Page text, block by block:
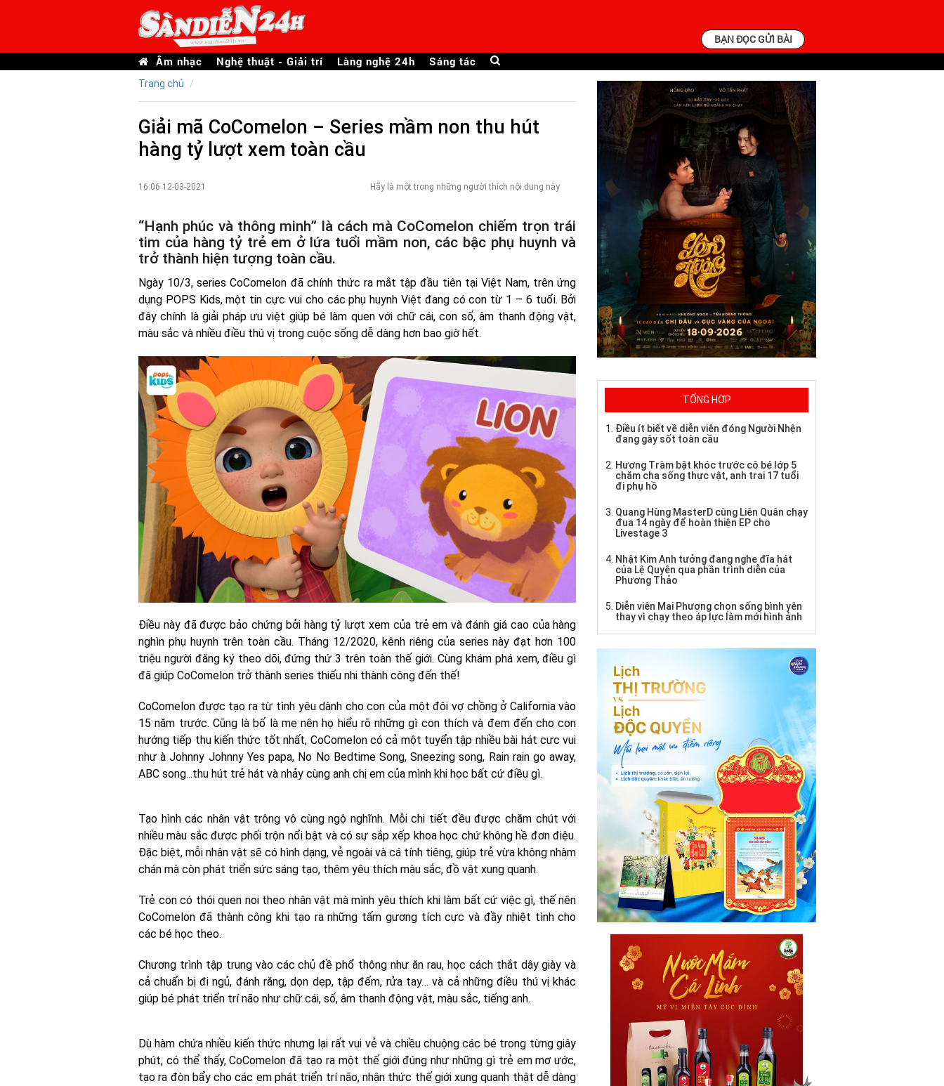
BẠN ĐỌC GỬI BÀI
Âm nhạc Nghệ thuật - Giải trí Làng nghệ 24h Sáng tác
Trang chủ
Giải mã CoComelon – Series mầm non thu hút
hàng tỷ lượt xem toàn cầu
16:06 12-03-2021 Hãy là một trong những người thích nội dung này
“Hạnh phúc và thông minh” là cách mà CoComelon chiếm trọn trái
tim của hàng tỷ trẻ em ở lứa tuổi mầm non, các bậc phụ huynh và
trở thành hiện tượng toàn cầu.
Ngày 10/3, series CoComelon đã chính thức ra mắt tập đầu tiên tại Việt Nam, trên ứng
dụng POPS Kids, một tin cực vui cho các phụ huynh Việt đang có con từ 1 – 6 tuổi. Bởi
đây chính là giải pháp ưu việt giúp bé làm quen với chữ cái, con số, âm thanh động vật,
màu sắc và nhiều điều thú vị trong cuộc sống dễ dàng hơn bao giờ hết.
Điều này đã được bảo chứng bởi hàng tỷ lượt xem của trẻ em và đánh giá cao của hàng
nghìn phụ huynh trên toàn cầu. Tháng 12/2020, kênh riêng của series này đạt hơn 100
triệu người đăng ký theo dõi, đứng thứ 3 trên toàn thế giới. Cùng khám phá xem, điều gì
đã giúp CoComelon trở thành series thiếu nhi thành công đến thế!
CoComelon được tạo ra từ tình yêu dành cho con của một đôi vợ chồng ở California vào
15 năm trước. Cũng là bố là mẹ nên họ hiểu rõ những gì con thích và đem đến cho con
hướng tiếp thu kiến thức tốt nhất, CoComelon có cả một tuyển tập nhiều bài hát cưc vui
như à Johnny Johnny Yes papa, No No Bedtime Song, Sneezing song, Rain rain go away,
ABC song...thu hút trẻ hát và nhảy cùng anh chị em của mình khi học bất cứ điều gì.
Tạo hình các nhân vật trông vô cùng ngộ nghĩnh. Mỗi chi tiết đều được chăm chút với
nhiều màu sắc được phối trộn nổi bật và có sự sắp xếp khoa học chứ không hề đơn điệu.
Đặc biệt, mỗi nhân vật sẽ có hình dạng, vẻ ngoài và cá tính tiêng, giúp trẻ vừa không nhàm
chán mà còn phát triển sức sáng tạo, thêm yêu thích màu sắc, đồ vật xung quanh.
Trẻ con có thói quen noi theo nhân vật mà mình yêu thích khi làm bất cứ việc gì, thế nên
CoComelon đã thành công khi tạo ra những tấm gương tích cực và đầy nhiệt tình cho
các bé học theo.
Chương trình tập trung vào các chủ đề phổ thông như ăn rau, học cách thắt dây giày và
cả chuẩn bị đi ngủ, đánh răng, dọn dẹp, tập đếm, rửa tay… và cả những điều thú vị khác
giúp bé phát triển trí não như chữ cái, số, âm thanh động vật, màu sắc, tiếng anh.
Dù hàm chứa nhiều kiến thức nhưng lại rất vui vẻ và chiều chuộng các bé trong từng giây
phút, có thể thấy, CoComelon đã tạo ra một thế giới đúng như những gì trẻ em mơ ước,
tạo ra đòn bẩy cho các em phát triển trí não, nhận thức thế giới xung quanh thật dễ dàng
TỔNG HỢP
Điều ít biết về diễn viên đóng Người Nhện
đang gây sốt toàn cầu
Hương Tràm bật khóc trước cô bé lớp 5
chăm cha sống thực vật, anh trai 17 tuổi
đi phụ hồ
Quang Hùng MasterD cùng Liên Quân chạy
đua 14 ngày để hoàn thiện EP cho
Livestage 3
Nhật Kim Anh tưởng đang nghe đĩa hát
của Lệ Quyên qua phần trình diễn của
Phương Thảo
Diễn viên Mai Phượng chọn sống bình yên
thay vì chạy theo áp lực làm mới hình ảnh